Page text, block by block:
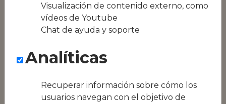
Compatible con
equipos híbridos
oferta local de tu
zona, como podría
Casino de la Union
o Asador Maribel
Visualización de contenido externo, como
vídeos de Youtube
Chat de ayuda y soporte
Analíticas
Recuperar información sobre cómo los
usuarios navegan con el objetivo de